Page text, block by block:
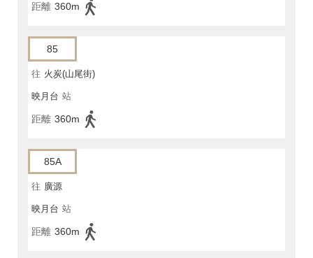
距離 360m
85
往 火炭(山尾街)
映月台 站
距離 360m
85A
往 廣源
映月台 站
距離 360m